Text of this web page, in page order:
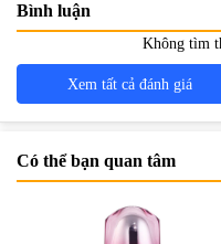
Bình luận
Không tìm
Xem tất cả đánh giá
Có thể bạn quan tâm